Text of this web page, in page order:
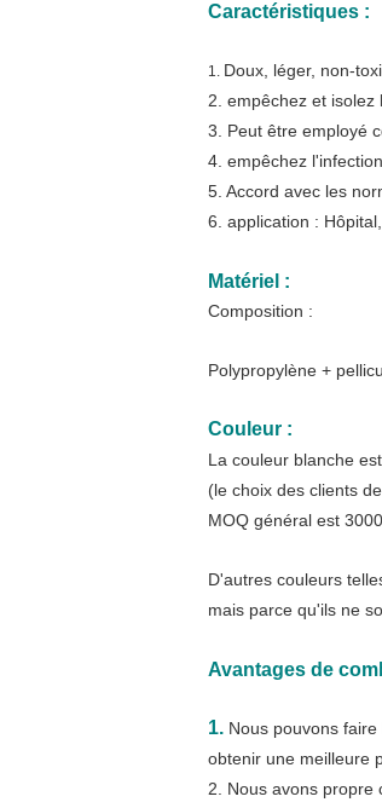
Caractéristiques :
1. Doux, léger, non-
2. empêchez et isolez
3. Peut être employé
4. empêchez
5. Accord avec les
6. application :
Matériel :
Composition :
Polypropylène +
Couleur :
La couleur blanche
(le choix des clients
MOQ général est
D'autres couleurs
mais parce qu'ils ne
Avantages de
1. Nous pouvons
obtenir une meilleure
2. Nous avons propre